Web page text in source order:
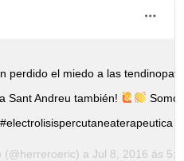
perdido el miedo a las
Sant Andreu también!
Somos
(@herreroeric) a Jul 8, 2016 às